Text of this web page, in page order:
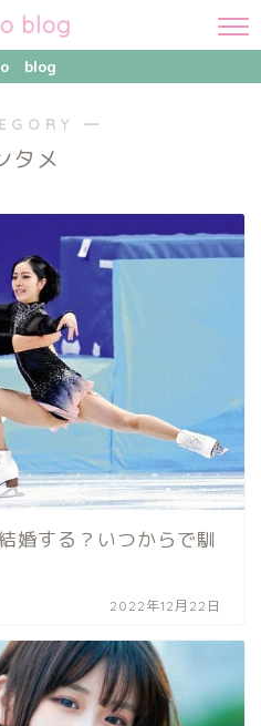
blog
blog
―
タメ
婚する？いつからで馴
2022年12月22日